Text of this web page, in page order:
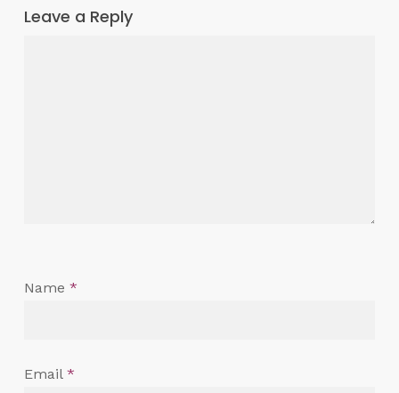
Leave a Reply
Name *
Email *